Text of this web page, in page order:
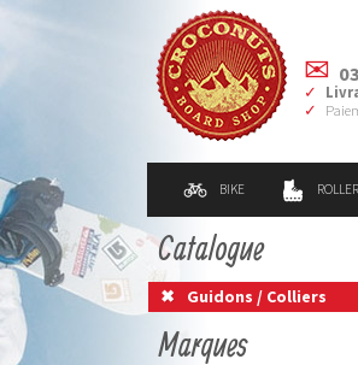
BIKE ROLLER
Catalogue
Guidons / Colliers
Marques